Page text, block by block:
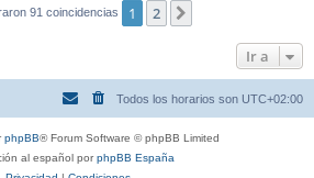
91 coincidencias 1 2
Ir a
Todos los horarios son UTC+02:00
phpBB® Forum Software © phpBB Limited
al español porphpBB España